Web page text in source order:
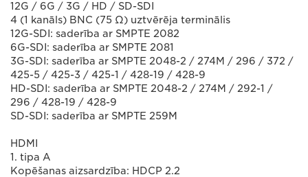
12G / 6G / 3G / HD / SD-SDI
4 (1 kanāls) BNC (75 Ω) uztvērēja terminālis
12G-SDI: saderība ar SMPTE 2082
6G-SDI: saderība ar SMPTE 2081
3G-SDI: saderība ar SMPTE 2048-2 / 274M / 296 / 372 /
425-5 / 425-3 / 425-1 / 428-19 / 428-9
HD-SDI: saderība ar SMPTE 2048-2 / 274M / 292-1 /
296 / 428-19 / 428-9
SD-SDI: saderība ar SMPTE 259M
HDMI
1. tipa A
Kopēšanas aizsardzība: HDCP 2.2